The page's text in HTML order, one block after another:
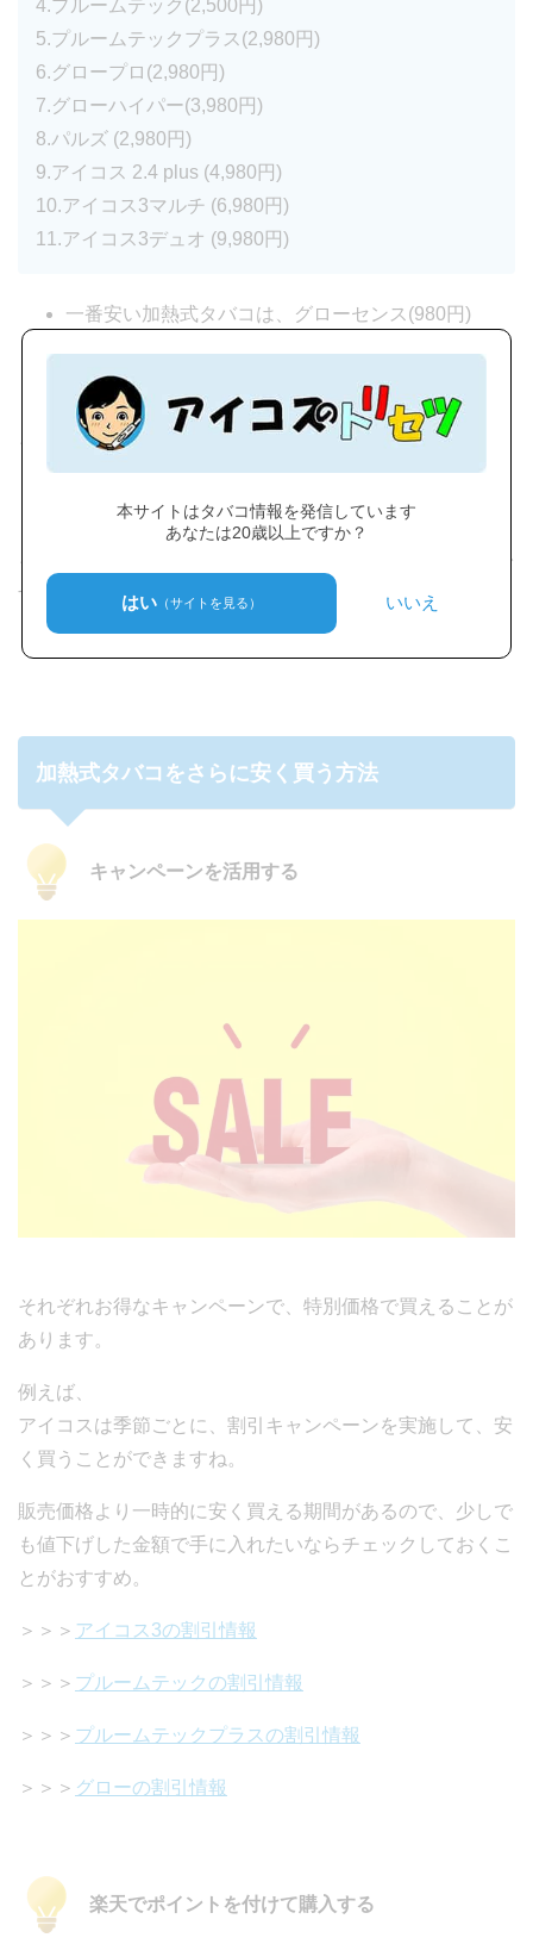
本サイトはタバコ情報を発信しています
あなたは20歳以上ですか？
はい （サイトを見る） いいえ
4.プルームテック(2,500円)
5.プルームテックプラス(2,980円)
6.グロープロ(2,980円)
7.グローハイパー(3,980円)
8.パルズ (2,980円)
9.アイコス 2.4 plus (4,980円)
10.アイコス3マルチ (6,980円)
11.アイコス3デュオ (9,980円)
一番安い加熱式タバコは、グローセンス(980円)
一番高い加熱式タバコは、アイコス3デュオ (9,980
円)
って状況になっています。
「サブの本体が欲しい」
ってあなたは、価格の安い本体を選んでみるのも、アリで
すね。
加熱式タバコをさらに安く買う方法
キャンペーンを活用する
それぞれお得なキャンペーンで、特別価格で買えることが
あります。
例えば、
アイコスは季節ごとに、割引キャンペーンを実施して、安
く買うことができますね。
販売価格より一時的に安く買える期間があるので、少しで
も値下げした金額で手に入れたいならチェックしておくこ
とがおすすめ。
＞＞＞ アイコス3の割引情報
＞＞＞ プルームテックの割引情報
＞＞＞ プルームテックプラスの割引情報
＞＞＞ グローの割引情報
楽天でポイントを付けて購入する